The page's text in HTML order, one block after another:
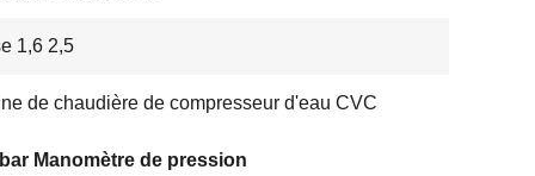
1,6 2,5
de chaudière de compresseur d'eau CVC
Manomètre de pression